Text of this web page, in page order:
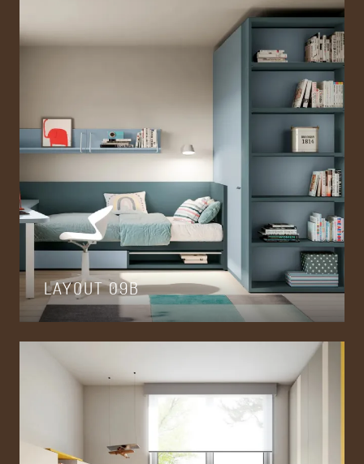
LAYOUT 09B